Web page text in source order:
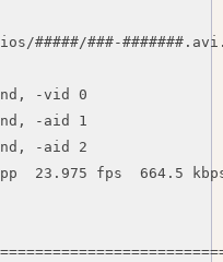
#####/###-
-vid 0
-aid 1
-aid 2
23.975 fps  664.5